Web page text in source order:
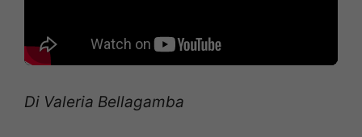
Di Valeria Bellagamba